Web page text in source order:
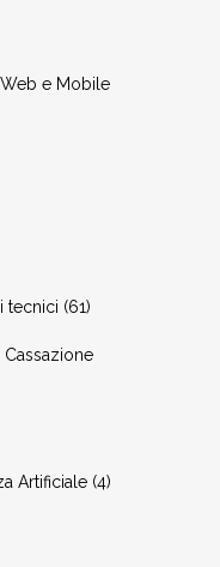
e Mobile
tecnici (61)
Artificiale (4)